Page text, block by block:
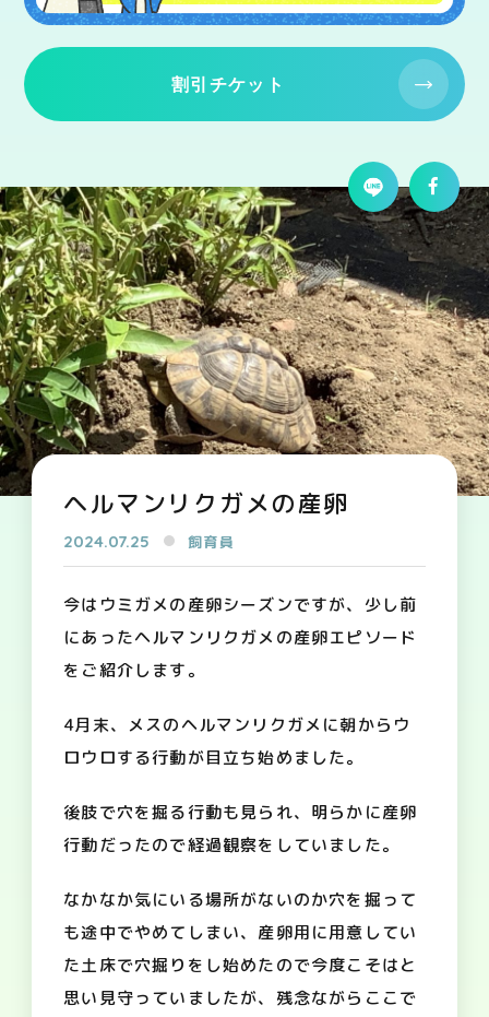
割引チケット
ヘルマンリクガメの産卵
2024.07.25 飼育員
今はウミガメの産卵シーズンですが、少し前
にあったヘルマンリクガメの産卵エピソード
をご紹介します。
4月末、メスのヘルマンリクガメに朝からウ
ロウロする行動が目立ち始めました。
後肢で穴を掘る行動も見られ、明らかに産卵
行動だったので経過観察をしていました。
なかなか気にいる場所がないのか穴を掘って
も途中でやめてしまい、産卵用に用意してい
た土床で穴掘りをし始めたので今度こそはと
思い見守っていましたが、残念ながらここで